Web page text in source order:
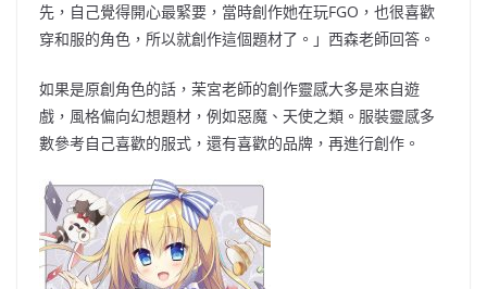
先，自己覺得開心最緊要，當時創作她在玩FGO ，也很喜歡
穿和服的角色，所以就創作這個題材了。」西森老師回答。
如果是原創角色的話，茉宮老師的創作靈感大多是來自遊
戲，風格偏向幻想題材，例如惡魔、天使之類。服裝靈感多
數參考自己喜歡的服式，還有喜歡的品牌，再進行創作。